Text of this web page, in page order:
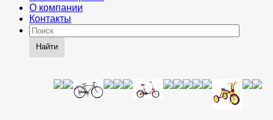
О компании
Контакты
Найти